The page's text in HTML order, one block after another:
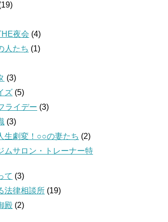
夜会 (4)
人たち (1)
(3)
ズ (5)
ライデー (3)
(3)
生劇変！○○の妻たち (2)
ムサロン・トレーナー特
て (3)
法律相談所 (19)
殿 (2)